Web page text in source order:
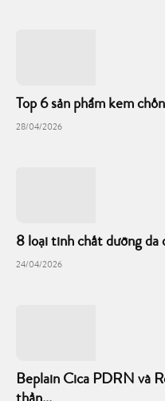
Top 6 sản phẩm kem
28/04/2026
8 loại tinh chất dưỡng da
24/04/2026
Beplain Cica PDRN và